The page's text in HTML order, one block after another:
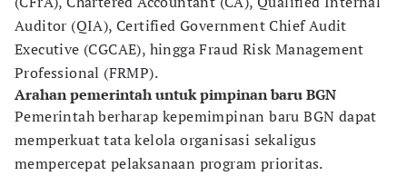
Auditor (QIA), Certified Government Chief Audit
Executive (CGCAE), hingga Fraud Risk Management
Professional (FRMP).
Arahan pemerintah untuk pimpinan baru BGN
Pemerintah berharap kepemimpinan baru BGN dapat
memperkuat tata kelola organisasi sekaligus
mempercepat pelaksanaan program prioritas.